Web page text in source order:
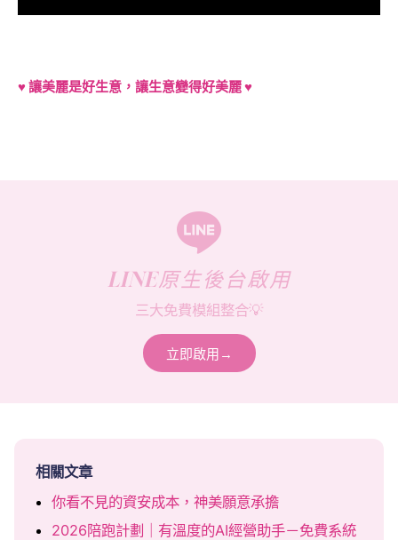
♥︎ 讓美麗是好生意，讓生意變得好美麗 ♥︎
LINE原生後台啟用
三大免費模組整合💡
立即啟用→
相關文章
你看不見的資安成本，神美願意承擔
2026陪跑計劃｜有溫度的AI經營助手－免費系統